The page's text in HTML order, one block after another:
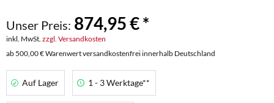
Unser Preis: 874,95 € *
inkl. MwSt. zzgl. Versandkosten
ab 500,00 € Warenwert versandkostenfrei innerhalb Deutschland
Auf Lager 1 - 3 Werktage**